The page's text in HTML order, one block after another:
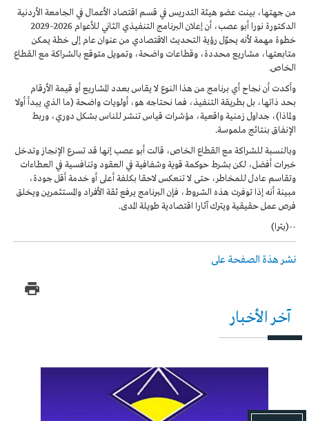
من جهتها، بينت عضو هيئة التدريس في قسم اقتصاد الأعمال في الجامعة الأردنية
الدكتورة نورا أبو عصب، أن إعلان البرنامج التنفيذي الثاني للأعوام 2026–2029
خطوة مهمة لأنه يحوّل رؤية التحديث الاقتصادي من عنوان عام إلى خطة يمكن
متابعتها، مشاريع محددة، وقطاعات واضحة، وتمويل متوقع بالشراكة مع القطاع
الخاص.
وأكدت أن نجاح أي برنامج من هذا النوع لا يقاس بعدد المشاريع أو قيمة الأرقام
بحد ذاتها، بل بطريقة التنفيذ، فما نحتاجه هو، أولويات واضحة (ما الذي يبدأ أولا
ولماذا)، جداول زمنية واقعية، مؤشرات قياس تنشر للناس بشكل دوري، وربط
الإنفاق بنتائج ملموسة.
وبالنسبة للشراكة مع القطاع الخاص، قالت أبو عصب إنها قد تسرع الإنجاز وتدخل
خبرات أفضل، لكن بشرط حوكمة قوية وشفافية في العقود وتنافسية في العطاءات
وتقاسم عادل للمخاطر، حتى لا تنعكس لاحقا بكلفة أعلى أو خدمة أقل جودة،
مبينة أنه إذا توفرت هذه الشروط، فإن البرنامج يرفع ثقة الأفراد والمستثمرين ويخلق
فرص عمل حقيقية ويترك آثارا اقتصادية طويلة المدى.
--(بترا)
نشر هذة الصفحة على
آخر الأخبار